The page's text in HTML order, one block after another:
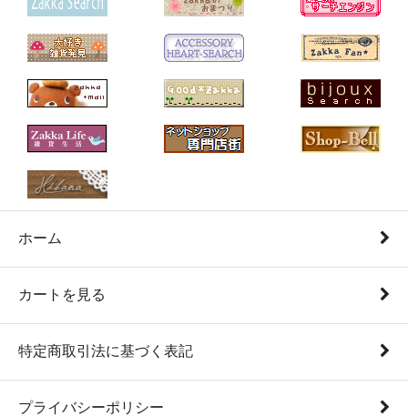
ホーム
カートを見る
特定商取引法に基づく表記
プライバシーポリシー